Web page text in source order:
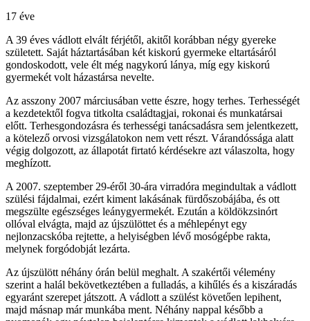
17 éve
A 39 éves vádlott elvált férjétől, akitől korábban négy gyereke
született. Saját háztartásában két kiskorú gyermeke eltartásáról
gondoskodott, vele élt még nagykorú lánya, míg egy kiskorú
gyermekét volt házastársa nevelte.
Az asszony 2007 márciusában vette észre, hogy terhes. Terhességét
a kezdetektől fogva titkolta családtagjai, rokonai és munkatársai
előtt. Terhesgondozásra és terhességi tanácsadásra sem jelentkezett,
a kötelező orvosi vizsgálatokon nem vett részt. Várandóssága alatt
végig dolgozott, az állapotát firtató kérdésekre azt válaszolta, hogy
meghízott.
A 2007. szeptember 29-éről 30-ára virradóra megindultak a vádlott
szülési fájdalmai, ezért kiment lakásának fürdőszobájába, és ott
megszülte egészséges leánygyermekét. Ezután a köldökzsinórt
ollóval elvágta, majd az újszülöttet és a méhlepényt egy
nejlonzacskóba rejtette, a helyiségben lévő mosógépbe rakta,
melynek forgódobját lezárta.
Az újszülött néhány órán belül meghalt. A szakértői vélemény
szerint a halál bekövetkeztében a fulladás, a kihűlés és a kiszáradás
egyaránt szerepet játszott. A vádlott a szülést követően lepihent,
majd másnap már munkába ment. Néhány nappal később a